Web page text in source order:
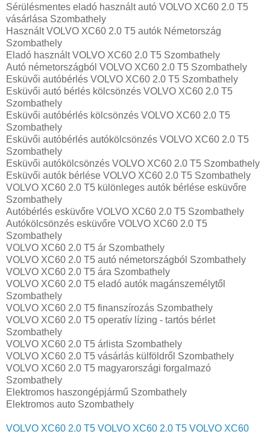
Sérülésmentes eladó használt autó VOLVO XC60 2.0 T5
vásárlása Szombathely
Használt VOLVO XC60 2.0 T5 autók Németország
Szombathely
Eladó használt VOLVO XC60 2.0 T5 Szombathely
Autó németországból VOLVO XC60 2.0 T5 Szombathely
Esküvői autóbérlés VOLVO XC60 2.0 T5 Szombathely
Esküvői autó bérlés kölcsönzés VOLVO XC60 2.0 T5
Szombathely
Esküvői autóbérlés kölcsönzés VOLVO XC60 2.0 T5
Szombathely
Esküvői autóbérlés autókölcsönzés VOLVO XC60 2.0 T5
Szombathely
Esküvői autókölcsönzés VOLVO XC60 2.0 T5 Szombathely
Esküvői autók bérlése VOLVO XC60 2.0 T5 Szombathely
VOLVO XC60 2.0 T5 különleges autók bérlése esküvőre
Szombathely
Autóbérlés esküvőre VOLVO XC60 2.0 T5 Szombathely
Autókölcsönzés esküvőre VOLVO XC60 2.0 T5
Szombathely
VOLVO XC60 2.0 T5 ár Szombathely
VOLVO XC60 2.0 T5 autó németországból Szombathely
VOLVO XC60 2.0 T5 ára Szombathely
VOLVO XC60 2.0 T5 eladó autók magánszemélytől
Szombathely
VOLVO XC60 2.0 T5 finanszírozás Szombathely
VOLVO XC60 2.0 T5 operatív lízing - tartós bérlet
Szombathely
VOLVO XC60 2.0 T5 árlista Szombathely
VOLVO XC60 2.0 T5 vásárlás külföldről Szombathely
VOLVO XC60 2.0 T5 magyarországi forgalmazó
Szombathely
Elektromos haszongépjármű‎ Szombathely
Elektromos auto‎ Szombathely
VOLVO XC60 2.0 T5 VOLVO XC60 2.0 T5 VOLVO XC60